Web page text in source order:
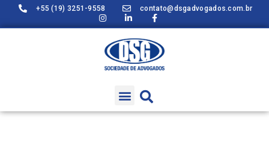
+55 (19) 3251-9558 contato@dsgadvogados.com.br